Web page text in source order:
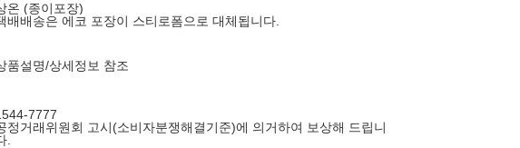
온 (종이포장)
배배송은 에코 포장이 스티로폼으로 대체됩니다.
품설명/상세정보 참조
7777
정거래위원회 고시(소비자분쟁해결기준)에 의거하여 보상해 드립니
.